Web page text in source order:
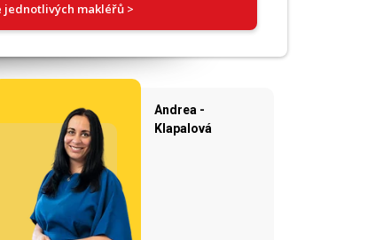
jednotlivých makléřů >
Andrea -
Klapalová